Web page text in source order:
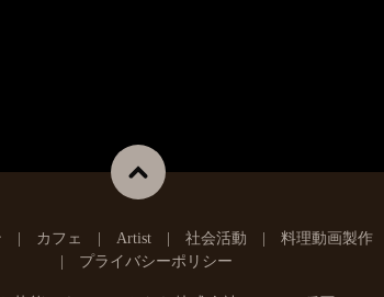
カフェ Artist 社会活動 料理動画製作
プライバシーポリシー